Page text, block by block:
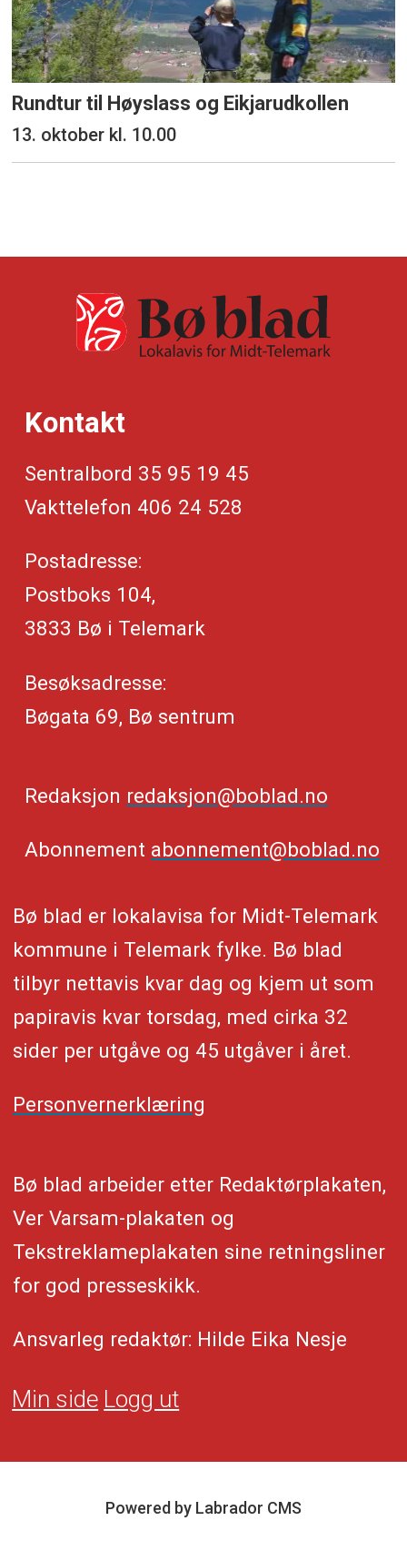
Rundtur til Høyslass og Eikjarudkollen
13. oktober kl. 10.00
Kontakt
Sentralbord 35 95 19 45
Vakttelefon 406 24 528
Postadresse:
Postboks 104,
3833 Bø i Telemark
Besøksadresse:
Bøgata 69, Bø sentrum
Redaksjon redaksjon@boblad.no
Abonnement abonnement@boblad.no
Bø blad er lokalavisa for Midt-Telemark
kommune i Telemark fylke. Bø blad
tilbyr nettavis kvar dag og kjem ut som
papiravis kvar torsdag, med cirka 32
sider per utgåve og 45 utgåver i året.
Personvernerklæring
Bø blad arbeider etter Redaktørplakaten,
Ver Varsam-plakaten og
Tekstreklameplakaten sine retningsliner
for god presseskikk.
Ansvarleg redaktør: Hilde Eika Nesje
Min side Logg ut
Powered by Labrador CMS